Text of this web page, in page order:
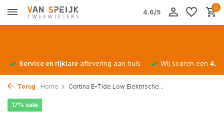
4.6/5
0
Service en rijklare aflevering aan huis Wij scoren een
Terug Home Cortina E-Tide Low Elektrische...
17% sale